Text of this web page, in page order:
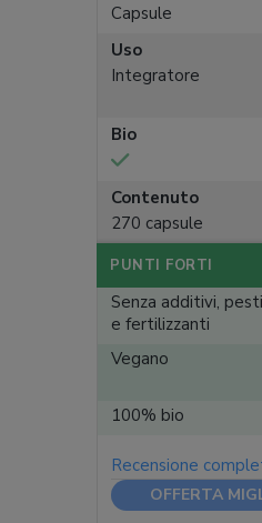
Capsule
Uso
Integratore
Bio
Contenuto
270 capsule
PUNTI FORTI
Senza additivi,
e fertilizzanti
Vegano
100% bio
Recensione
OFFERTA